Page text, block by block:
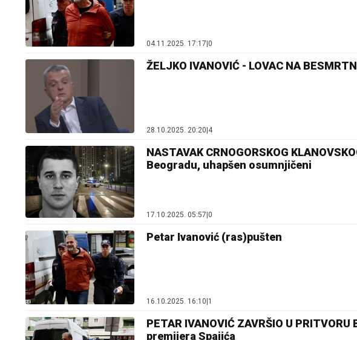
04.11.2025. 17:17 0
ŽELJKO IVANOVIĆ - LOVAC NA
28.10.2025. 20:20 4
NASTAVAK CRNOGORSKOG
Beogradu, uhapšen osumnjičeni
17.10.2025. 05:57 0
Petar Ivanović (ras)pušten
16.10.2025. 16:10|1
PETAR IVANOVIĆ ZAVRŠIO U
premijera Spajića